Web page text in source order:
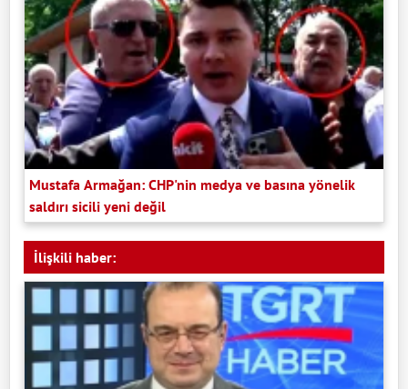
Mustafa Armağan: CHP'nin medya ve basına yönelik
saldırı sicili yeni değil
İlişkili haber: